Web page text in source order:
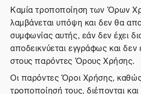
Καμία τροποποίηση των Όρων
λαμβάνεται υπόψη και δεν θα
συμφωνίας αυτής, εάν δεν έχει
αποδεικνύεται εγγράφως και
στους παρόντες Όρους Χρήσης.
Οι παρόντες Όροι Χρήσης,
τροποποίησή τους, διέπονται